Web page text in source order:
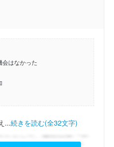
会はなかった
...続きを読む(全32文字)